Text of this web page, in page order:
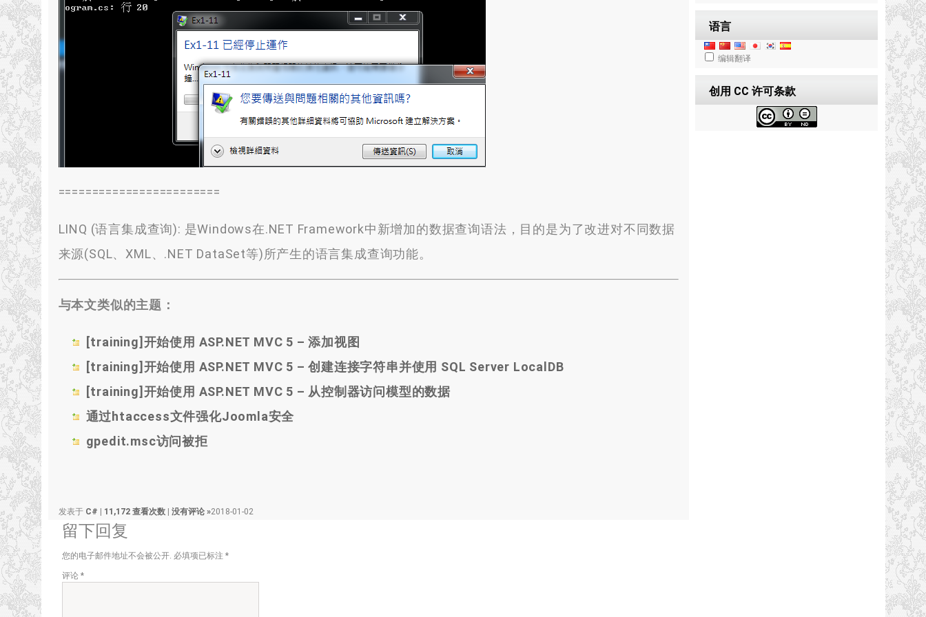
========================
LINQ (语言集成查询): 是Windows在.NET Framework中新增加的数据查询语法，目的是为了改进对不同数据
来源(SQL、XML、.NET DataSet等)所产生的语言集成查询功能。
与本文类似的主题：
[training]开始使用 ASP.NET MVC 5 – 添加视图
[training]开始使用 ASP.NET MVC 5 – 创建连接字符串并使用 SQL Server LocalDB
[training]开始使用 ASP.NET MVC 5 – 从控制器访问模型的数据
通过htaccess文件强化Joomla安全
gpedit.msc访问被拒
发表于 C# 11,172 查看次数 没有评论 »2018-01-02
留下回复
您的电子邮件地址不会被公开. 必填项已标注 *
评论 *
语言
编辑翻译
创用 CC 许可条款